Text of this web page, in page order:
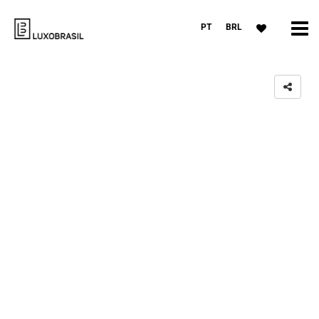
PT BRL